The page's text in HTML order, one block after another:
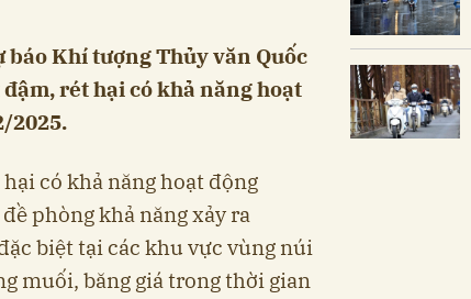
Khí tượng Thủy văn Quốc
rét hại có khả năng hoạt
2025.
có khả năng hoạt động
phòng khả năng xảy ra
biệt tại các khu vực vùng núi
muối, băng giá trong thời gian